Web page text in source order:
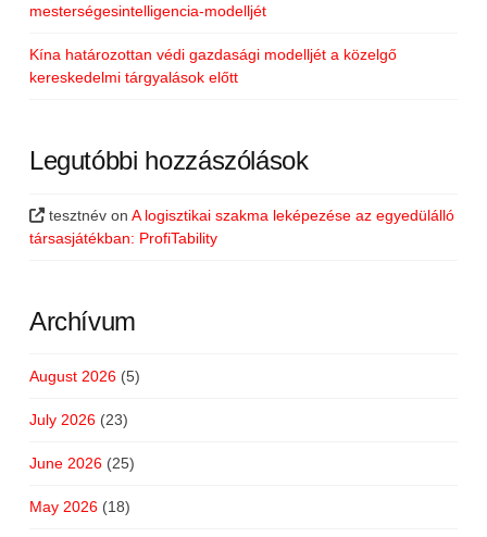
mesterségesintelligencia-modelljét
Kína határozottan védi gazdasági modelljét a közelgő
kereskedelmi tárgyalások előtt
Legutóbbi hozzászólások
tesztnév onA logisztikai szakma leképezése az egyedülálló
társasjátékban: ProfiTability
Archívum
August 2026(5)
July 2026(23)
June 2026(25)
May 2026(18)